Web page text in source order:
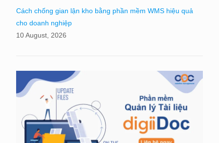
Cách chống gian lận kho bằng phần mềm WMS hiệu quả
cho doanh nghiệp
10 August, 2026